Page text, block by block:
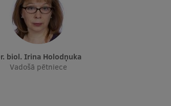
Dr. biol. Irina Holodņuka
Vadošā pētniece